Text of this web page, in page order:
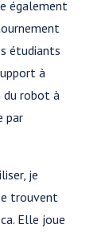
également
étudiants
à
du robot à
par
je
trouvent
Elle joue